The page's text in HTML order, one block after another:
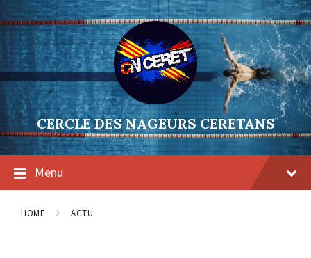
Skip
to
content
Skip
to
main
navigation
Skip
to
footer
CERCLE DES NAGEURS CERETANS
Menu
HOME ACTU